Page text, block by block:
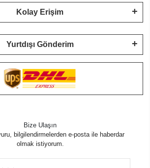
Kolay Erişim
Yurtdışı Gönderim
Bize Ulaşın
bilgilendirmelerden e-posta ile haberdar
olmak istiyorum.